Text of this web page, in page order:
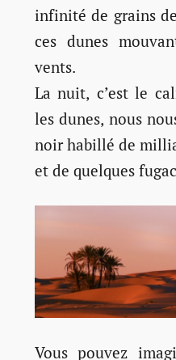
infinité de grains
ces dunes
vents.
La nuit, c’est le
les dunes, nous
noir habillé de
et de quelques
Vous pouvez